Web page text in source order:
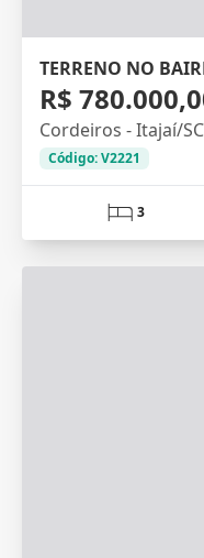
TERRENO NO
R$
Cordeiros - Itajaí/SC
Código: V2221
3